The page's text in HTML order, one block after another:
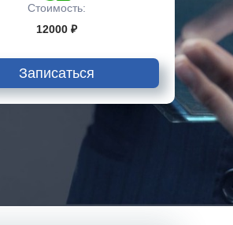
Стоимость:
12000 ₽
Записаться